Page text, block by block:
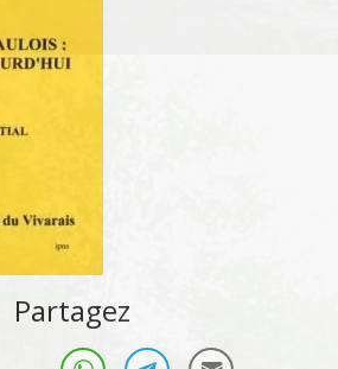
Partagez